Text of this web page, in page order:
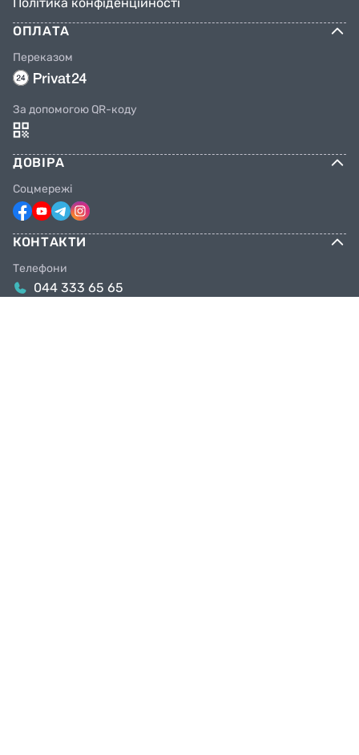
Політика конфіденційності
ОПЛАТА
Переказом
За допомогою QR-коду
ДОВІРА
Соцмережі
КОНТАКТИ
Телефони
044 333 65 65